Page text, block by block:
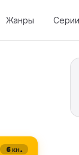
Жанры Серии
6 кн.